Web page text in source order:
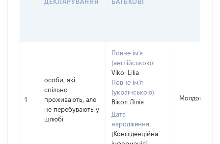
ДЕКЛАРУВАННЯ
БАТЬКОВІ
1
особи, які
спільно
проживають, але
не перебувають у
шлюбі
Повне ім'я
(англійською):
Vikol Lilia
Повне ім'я
(українською):
Вікол Лілія
Дата
народження:
[Конфіденційна
Молдова